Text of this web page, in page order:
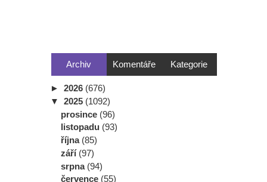
Archiv Komentáře Kategorie
► 2026 (676)
▼ 2025 (1092)
prosince (96)
listopadu (93)
října (85)
září (97)
srpna (94)
července (55)